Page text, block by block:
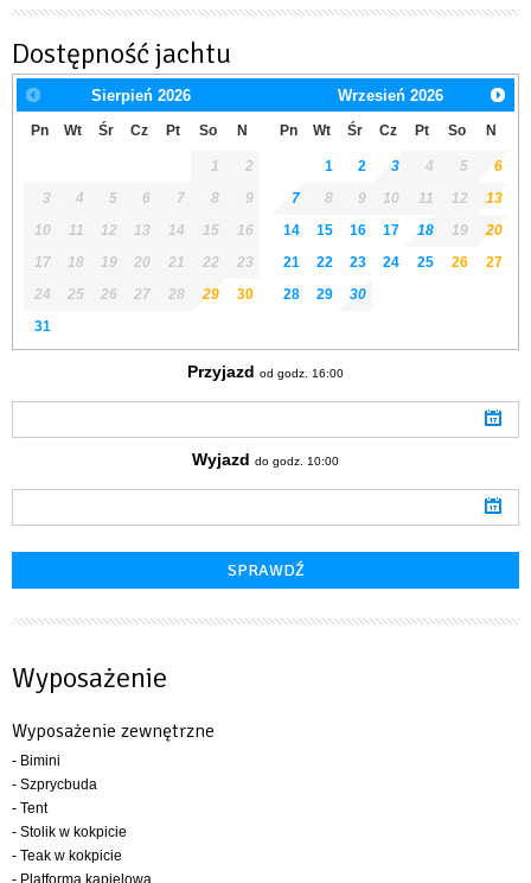
Dostępność jachtu
Sierpień 2026
Pn Wt Śr Cz Pt So N
1
2
3
4 5 6 7 8
9
10
11 12 13 14 15
16
17
18 19 20 21 22
23
24
25 26 27 28 29
30
31
Wrzesień 2026
Pn Wt Śr Cz Pt So N
1 2 3 4 5
6
7
8 9 10 11 12
13
14
15 16 17 18 19
20
21
22 23 24 25 26
27
28
29 30
Przyjazd od godz. 16:00
Wyjazd do godz. 10:00
Wyposażenie
Wyposażenie zewnętrzne
- Bimini
- Szprycbuda
- Tent
- Stolik w kokpicie
- Teak w kokpicie
- Platforma kąpielowa